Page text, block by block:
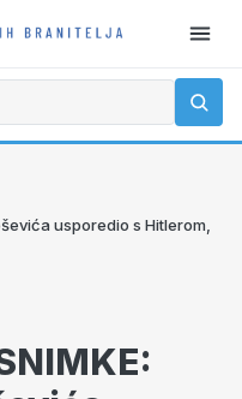
usporedio s Hitlerom,